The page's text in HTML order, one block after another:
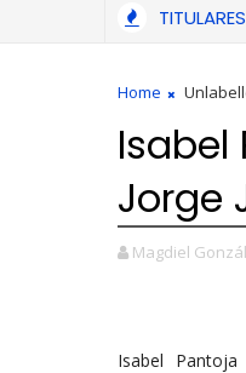
TITULARES
Home
Jorge
Magdiel
Isabel